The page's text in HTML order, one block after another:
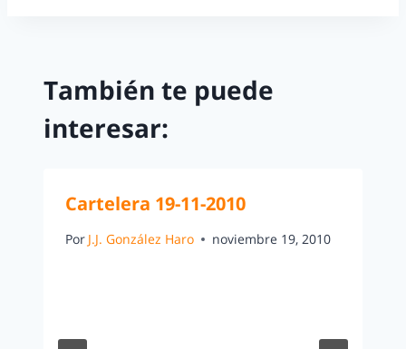
También te puede
interesar:
Cartelera 19-11-2010
Por J.J. González Haro noviembre 19, 2010